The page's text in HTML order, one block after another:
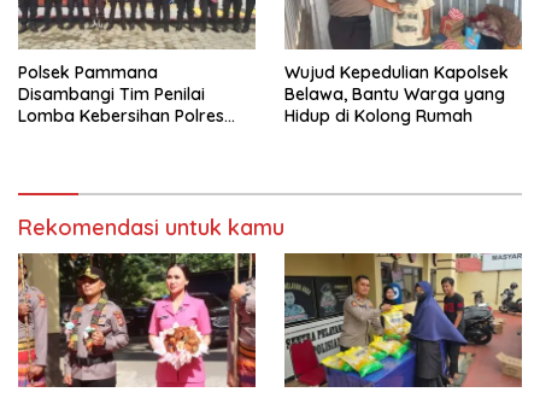
Polsek Pammana
Disambangi Tim Penilai
Lomba Kebersihan Polres
Wujud Kepedulian Kapolsek
Belawa, Bantu Warga yang
Hidup di Kolong Rumah
Rekomendasi untuk kamu